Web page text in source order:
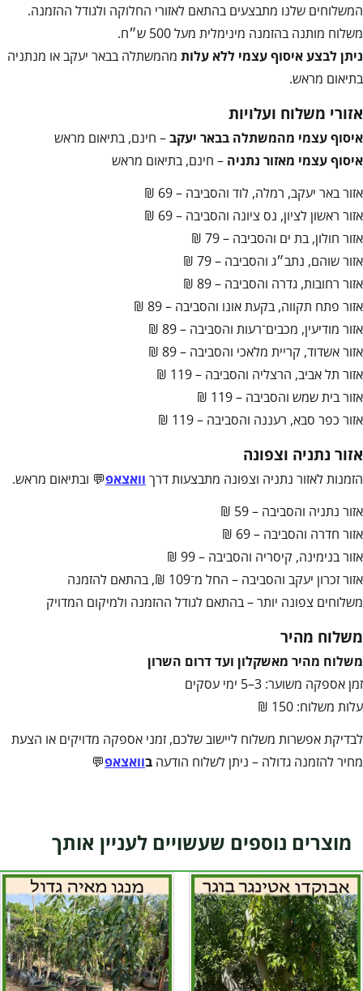
המשלוחים שלנו מתבצעים בהתאם לאזורי החלוקה ולגודל ההזמנה.
משלוח מותנה בהזמנה מינימלית מעל 500 ש״ח.
ניתן לבצע איסוף עצמי ללא עלות מהמשתלה בבאר יעקב או מנתניה
בתיאום מראש.
אזורי משלוח ועלויות
איסוף עצמי מהמשתלה בבאר יעקב– חינם, בתיאום מראש
איסוף עצמי מאזור נתניה – חינם, בתיאום מראש
אזור באר יעקב, רמלה, לוד והסביבה – 69 ₪
אזור ראשון לציון, נס ציונה והסביבה – 69 ₪
אזור חולון, בת ים והסביבה – 79 ₪
אזור שוהם, נתב״ג והסביבה – 79 ₪
אזור רחובות, גדרה והסביבה – 89 ₪
אזור פתח תקווה, בקעת אונו והסביבה – 89 ₪
אזור מודיעין, מכבים־רעות והסביבה – 89 ₪
אזור אשדוד, קריית מלאכי והסביבה – 89 ₪
אזור תל אביב, הרצליה והסביבה – 119 ₪
אזור בית שמש והסביבה – 119 ₪
אזור כפר סבא, רעננה והסביבה – 119 ₪
אזור נתניה וצפונה
הזמנות לאזור נתניה וצפונה מתבצעות דרך וואצאפ💬 ובתיאום מראש.
אזור נתניה והסביבה – 59 ₪
אזור חדרה והסביבה – 69 ₪
אזור בנימינה, קיסריה והסביבה – 99 ₪
אזור זכרון יעקב והסביבה – החל מ־109 ₪, בהתאם להזמנה
משלוחים צפונה יותר – בהתאם לגודל ההזמנה ולמיקום המדויק
משלוח מהיר
משלוח מהיר מאשקלון ועד דרום השרון
זמן אספקה משוער: 3–5 ימי עסקים
עלות משלוח: 150 ₪
לבדיקת אפשרות משלוח ליישוב שלכם, זמני אספקה מדויקים או הצעת
מחיר להזמנה גדולה – ניתן לשלוח הודעה בוואצאפ💬
מוצרים נוספים שעשויים לעניין אותך